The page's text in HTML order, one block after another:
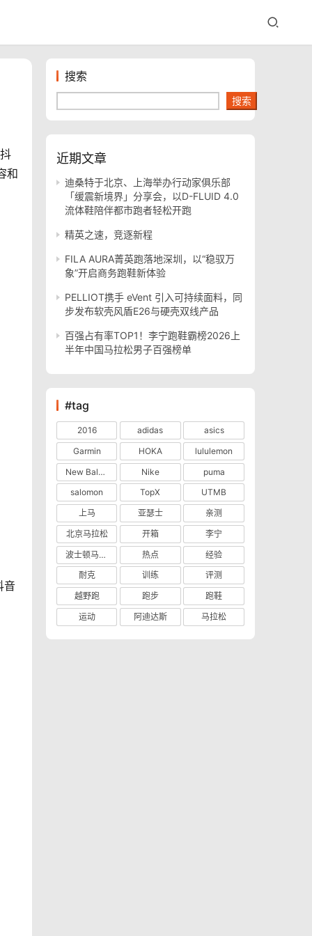
和
音
搜索
搜索
近期文章
迪桑特于北京、上海举办行动家俱乐部
「缓震新境界」分享会，以D-FLUID 4.0
流体鞋陪伴都市跑者轻松开跑
精英之速，竞逐新程
FILA AURA菁英跑落地深圳，以“稳驭万
象”开启商务跑鞋新体验
PELLIOT携手 eVent 引入可持续面料，同
步发布软壳风盾E26与硬壳双线产品
百强占有率TOP1！李宁跑鞋霸榜2026上
半年中国马拉松男子百强榜单
#tag
2016 adidas
asics
Garmin
HOKA
lululemon
New Balance
Nike
puma
salomon
TopX
UTMB
上马
亚瑟士
亲测
北京马拉松
开箱
李宁
波士顿马拉松
热点
经验
耐克
训练
评测
越野跑
跑步
跑鞋
运动
阿迪达斯 马拉松